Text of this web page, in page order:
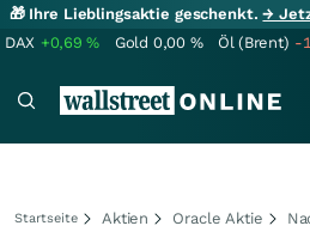
🎁 Ihre Lieblingsaktie geschenkt.→
DAX +0,69% Gold 0,00 % Öl (Brent) -
Startseite Aktien Oracle Aktie